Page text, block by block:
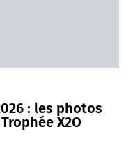
: les photos
X2O